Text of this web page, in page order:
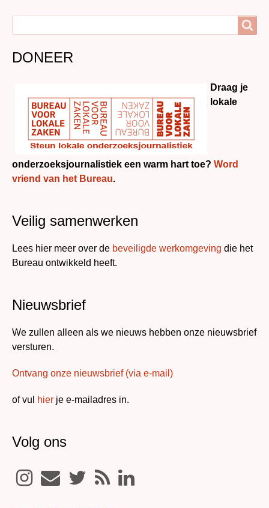
DONEER
Draag je
lokale
onderzoeksjournalistiek een warm hart toe? Word
vriend van het Bureau.
Veilig samenwerken
Lees hier meer over de beveiligde werkomgeving die het
Bureau ontwikkeld heeft.
Nieuwsbrief
We zullen alleen als we nieuws hebben onze nieuwsbrief
versturen.
Ontvang onze nieuwsbrief (via e-mail)
of vul hier je e-mailadres in.
Volg ons